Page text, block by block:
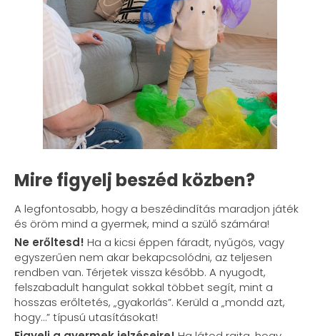
Mire figyelj beszéd közben?
A legfontosabb, hogy a beszédindítás maradjon játék
és öröm mind a gyermek, mind a szülő számára!
Ne erőltesd! Ha a kicsi éppen fáradt, nyűgös, vagy
egyszerűen nem akar bekapcsolódni, az teljesen
rendben van. Térjetek vissza később. A nyugodt,
felszabadult hangulat sokkal többet segít, mint a
hosszas erőltetés, „gyakorlás”. Kerüld a „mondd azt,
hogy…” típusú utasításokat!